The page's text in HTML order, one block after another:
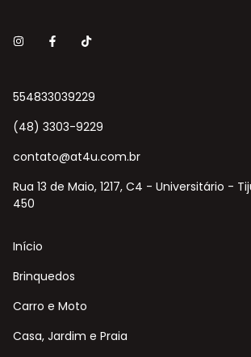
554833039229
(48) 3303-9229
contato@at4u.com.br
Rua 13 de Maio, 1217, C4 - Universitário -
450
Início
Brinquedos
Carro e Moto
Casa, Jardim e Praia